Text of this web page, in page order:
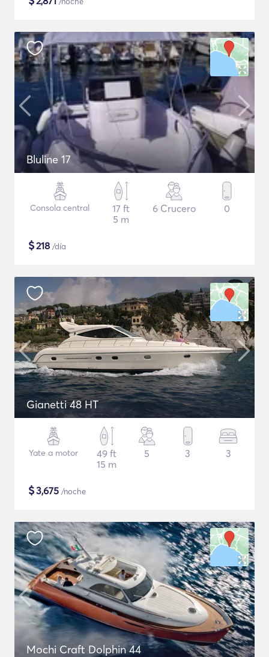
Bluline 17
Consola central
17 ft
5 m
6 Crucero 0
$218 /día
Gianetti 48 HT
Yate a motor
49 ft
15 m
5 3 3
$3,675 /noche
Mochi Craft Dolphin 44